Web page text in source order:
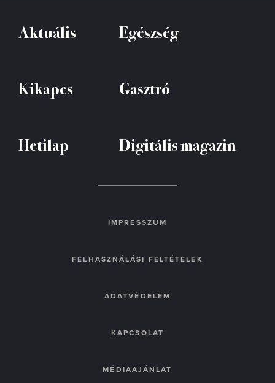
Aktuális Egészség
Kikapcs Gasztró
Hetilap Digitális magazin
IMPRESSZUM
FELHASZNÁLÁSI FELTÉTELEK
ADATVÉDELEM
KAPCSOLAT
MÉDIAAJÁNLAT